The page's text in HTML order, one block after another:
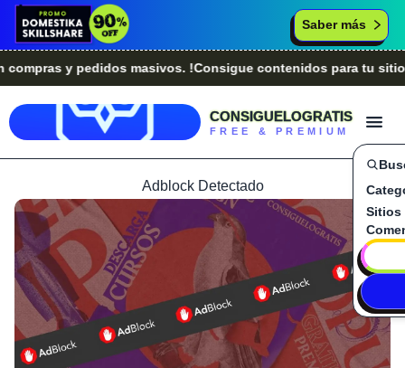
Saber más
y pedidos masivos. !Consigue contenidos para tu sitio
CONSIGUELOGRATIS
FREE & PREMIUM
Sitios
Adblock Detectado